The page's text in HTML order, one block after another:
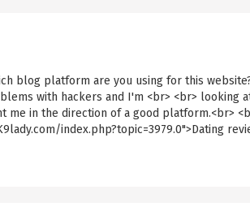
blog platform are you using for this
with hackers and I'm <br> <br> looking
in the direction of a good platform.<br>
index.php?topic=3979.0">Dating